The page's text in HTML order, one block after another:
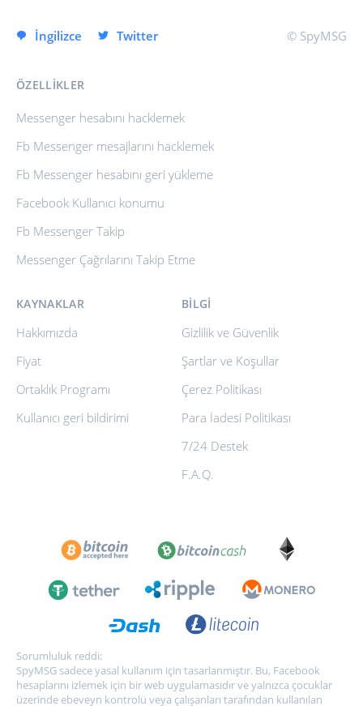
İngilizce Twitter © SpyMSG
ÖZELLIKLER
Messenger hesabını hacklemek
Fb Messenger mesajlarını hacklemek
Fb Messenger hesabını geri yükleme
Facebook Kullanıcı konumu
Fb Messenger Takip
Messenger Çağrılarını Takip Etme
KAYNAKLAR
Hakkımızda
Fiyat
Ortaklık Programı
Kullanıcı geri bildirimi
BILGI
Gizlilik ve Güvenlik
Şartlar ve Koşullar
Çerez Politikası
Para İadesi Politikası
7/24 Destek
F.A.Q.
Sorumluluk reddi:
SpyMSG sadece yasal kullanım için tasarlanmıştır. Bu, Facebook
hesaplarını izlemek için bir web uygulamasıdır ve yalnızca çocuklar
üzerinde ebeveyn kontrolü veya çalışanları tarafından kullanılan